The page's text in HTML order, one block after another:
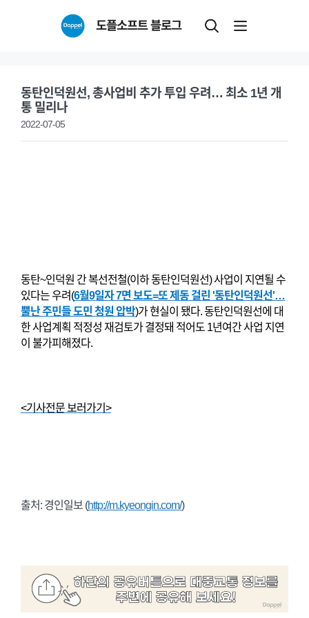
도플소프트 블로그
동탄인덕원선, 총사업비 추가 투입 우려… 최소 1년 개
통 밀리나
2022-07-05
동탄~인덕원 간 복선전철(이하 동탄인덕원선) 사업이 지연될 수
있다는 우려(6월9일자 7면 보도=또 제동 걸린 '동탄인덕원선'…
뿔난 주민들 도민 청원 압박)가 현실이 됐다. 동탄인덕원선에 대
한 사업계획 적정성 재검토가 결정돼 적어도 1년여간 사업 지연
이 불가피해졌다.
<기사전문 보러가기>
출처: 경인일보 (http://m.kyeongin.com/)